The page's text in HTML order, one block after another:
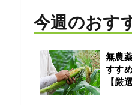
今週のおす
無農
すす
【厳